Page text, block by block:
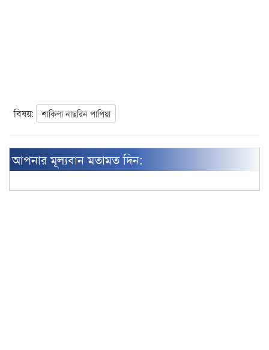
বিষয়: শাকিলা নাছরিন পাপিয়া
আপনার মূল্যবান মতামত দিন: